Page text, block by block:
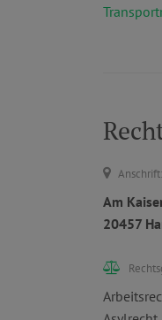
Anschrift:
Am
20457